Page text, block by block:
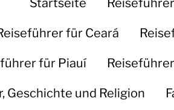
Startseite
für Ceará
für Piauí
Geschichte und Religion